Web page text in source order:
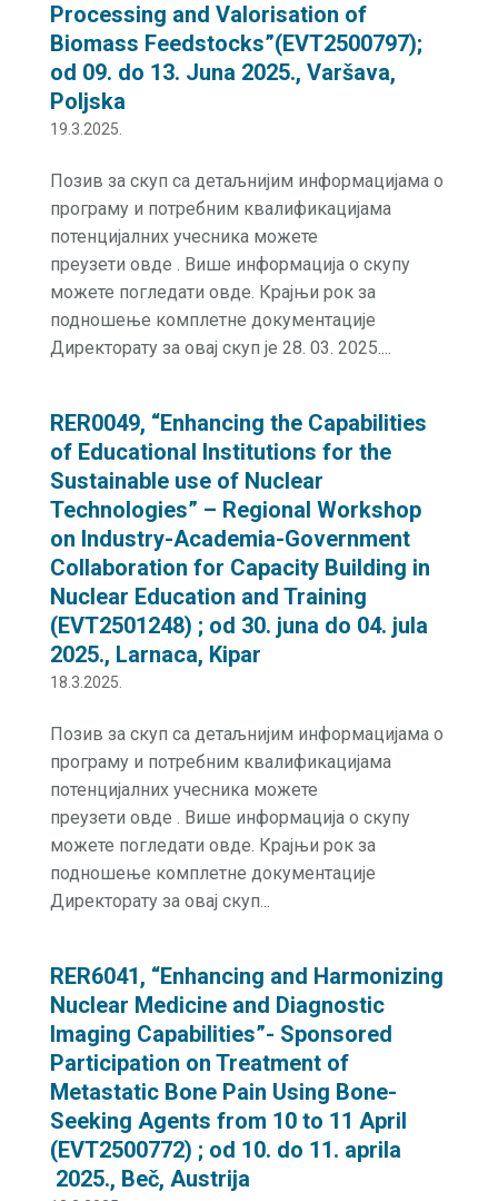
Processing and Valorisation of
Biomass Feedstocks”(EVT2500797);
od 09. do 13. Јuna 2025., Varšava,
Poljska
19.3.2025.
Позив за скуп са детаљнијим информацијама о
програму и потребним квалификацијама
потенцијалних учесника можете
преузети овде . Више информација о скупу
можете погледати овде. Крајњи рок за
подношење комплетне документације
Директорату за овај скуп је 28. 03. 2025....
RER0049, “Enhancing the Capabilities
of Educational Institutions for the
Sustainable use of Nuclear
Technologies” – Regional Workshop
on Industry-Academia-Government
Collaboration for Capacity Building in
Nuclear Education and Training
(EVT2501248) ; od 30. juna do 04. jula
2025., Larnaca, Kipar
18.3.2025.
Позив за скуп са детаљнијим информацијама о
програму и потребним квалификацијама
потенцијалних учесника можете
преузети овде . Више информација о скупу
можете погледати овде. Крајњи рок за
подношење комплетне документације
Директорату за овај скуп...
RER6041, “Enhancing and Harmonizing
Nuclear Medicine and Diagnostic
Imaging Capabilities”- Sponsored
Participation on Treatment of
Metastatic Bone Pain Using Bone-
Seeking Agents from 10 to 11 April
(EVT2500772) ; od 10. do 11. aprila
2025., Beč, Austrija